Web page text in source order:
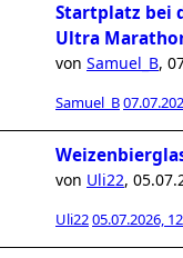
Startplatz bei
Ultra
von Samuel_B,
Samuel_B
von Uli22,
Uli2205.07.2026,